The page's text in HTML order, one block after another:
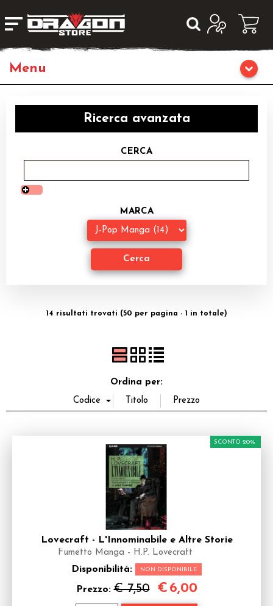
Giochi di Ruolo
Librigame
Editoria
Giochi di Carte Collezionabili
Accessori
Ricerca avanzata
CERCA
MARCA
14 risultati trovati (50 per pagina - 1 in totale)
Ordina per:
Lovecraft - L'Innominabile e Altre Storie
Fumetto Manga - H.P. Lovecraft
Disponibilità: NON DISPONIBILE
Prezzo:€ 7,50
SCONTO 20%
€ 6,00